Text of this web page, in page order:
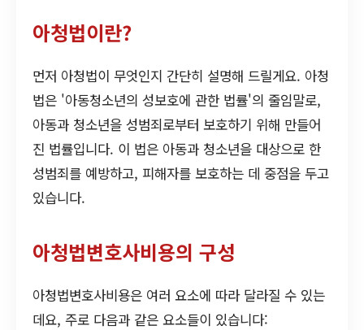
아청법이란?
먼저 아청법이 무엇인지 간단히 설명해 드릴게요. 아청
법은 '아동청소년의 성보호에 관한 법률'의 줄임말로,
아동과 청소년을 성범죄로부터 보호하기 위해 만들어
진 법률입니다. 이 법은 아동과 청소년을 대상으로 한
성범죄를 예방하고, 피해자를 보호하는 데 중점을 두고
있습니다.
아청법변호사비용의 구성
아청법변호사비용은 여러 요소에 따라 달라질 수 있는
데요, 주로 다음과 같은 요소들이 있습니다: